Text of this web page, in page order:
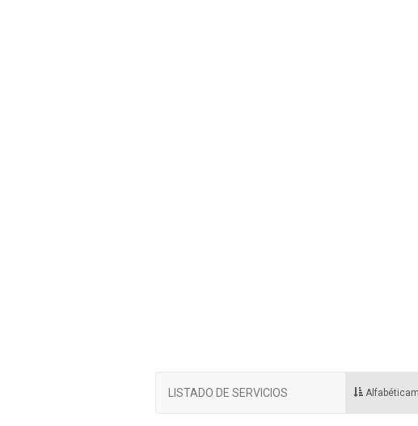
LISTADO DE SERVICIOS